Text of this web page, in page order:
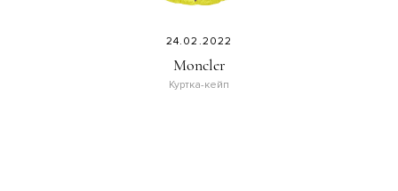
24.02.2022
Moncler
Куртка-кейп